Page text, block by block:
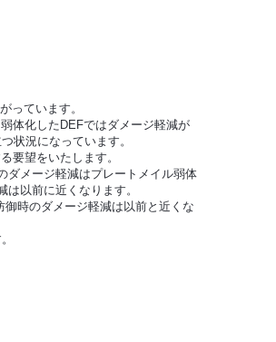
っています。
体化したDEFではダメージ軽減が
状況になっています。
要望をいたします。
ダメージ軽減はプレートメイル弱体
以前に近くなります。
時のダメージ軽減は以前と近くな